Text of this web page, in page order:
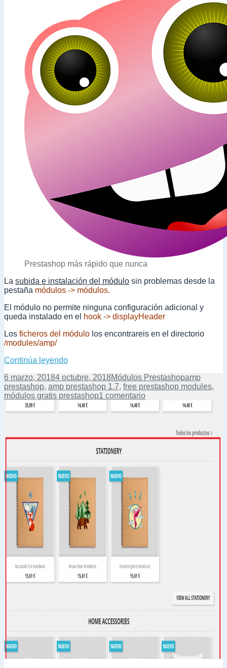
Prestashop más rápido que nunca
La subida e instalación del módulo sin problemas desde la
pestaña módulos -> módulos.
El módulo no permite ninguna configuración adicional y
queda instalado en el hook -> displayHeader
Los ficheros del módulo los encontrareis en el directorio
/modules/amp/
Continúa leyendoIntegrar AMP gratis en Prestashop 1.6 y 1.7
Publicado
el
6 marzo, 20184 octubre, 2018Categorías
Módulos PrestashopEtiquetas
amp
prestashop, amp prestashop 1.7, free prestashop modules,
módulos gratis prestashop1 comentarioen
AMP
Prestashop
1.7